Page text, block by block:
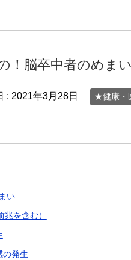
！脳卒中者のめま
: 2021年3月28日 ★健康・
い
を含む）
の発生